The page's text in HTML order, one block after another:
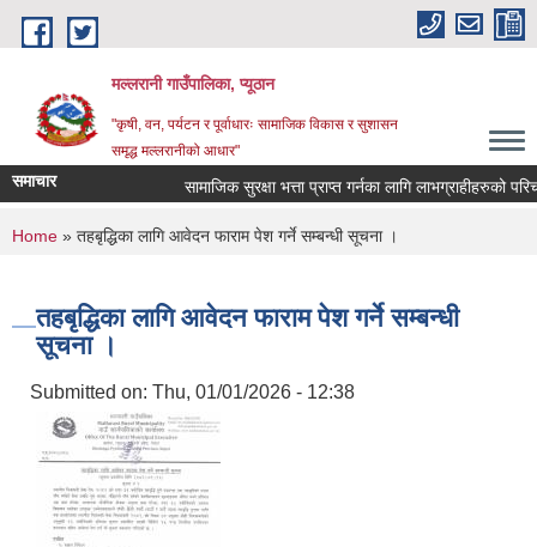
Skip to main content
मल्लरानी गाउँपालिका, प्यूठान
"कृषी, वन, पर्यटन र पूर्वाधारः सामाजिक विकास र सुशासन
समृद्ध मल्लरानीको आधार"
समाचार सामाजिक सुरक्षा भत्ता प्राप्त गर्नका लागि लाभग्राहीहरुको
You are here
Home » तहबृद्धिका लागि आवेदन फाराम पेश गर्ने सम्बन्धी सूचना ।
तहबृद्धिका लागि आवेदन फाराम पेश गर्ने सम्बन्धी
सूचना ।
Submitted on: Thu, 01/01/2026 - 12:38